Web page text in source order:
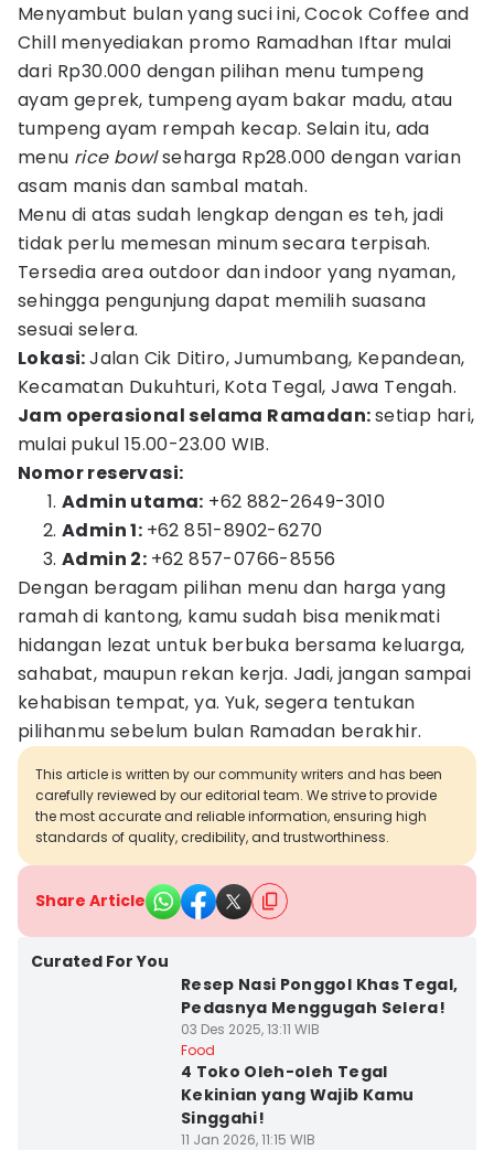
Menyambut bulan yang suci ini, Cocok Coffee and
Chill menyediakan promo Ramadhan Iftar mulai
dari Rp30.000 dengan pilihan menu tumpeng
ayam geprek, tumpeng ayam bakar madu, atau
tumpeng ayam rempah kecap. Selain itu, ada
menu rice bowlseharga Rp28.000 dengan varian
asam manis dan sambal matah.
Menu di atas sudah lengkap dengan es teh, jadi
tidak perlu memesan minum secara terpisah.
Tersedia area outdoor dan indoor yang nyaman,
sehingga pengunjung dapat memilih suasana
sesuai selera.
Lokasi:Jalan Cik Ditiro, Jumumbang, Kepandean,
Kecamatan Dukuhturi, Kota Tegal, Jawa Tengah.
Jam operasional selama Ramadan:setiap hari,
mulai pukul 15.00-23.00 WIB.
Nomor reservasi:
Admin utama: +62 882-2649-3010
Admin 1: +62 851-8902-6270
Admin 2: +62 857-0766-8556
Dengan beragam pilihan menu dan harga yang
ramah di kantong, kamu sudah bisa menikmati
hidangan lezat untuk berbuka bersama keluarga,
sahabat, maupun rekan kerja. Jadi, jangan sampai
kehabisan tempat, ya. Yuk, segera tentukan
pilihanmu sebelum bulan Ramadan berakhir.
This article is written by our community writers and has been
carefully reviewed by our editorial team. We strive to provide
the most accurate and reliable information, ensuring high
standards of quality, credibility, and trustworthiness.
Share Article
Curated For You
Resep Nasi Ponggol Khas Tegal,
Pedasnya Menggugah Selera!
03 Des 2025, 13:11 WIB
Food
4 Toko Oleh-oleh Tegal
Kekinian yang Wajib Kamu
Singgahi!
11 Jan 2026, 11:15 WIB